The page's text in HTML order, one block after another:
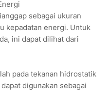
sebagai ukuran
kepadatan energi. Untuk
ini dapat dilihat dari
pada tekanan hidrostatik
digunakan sebagai